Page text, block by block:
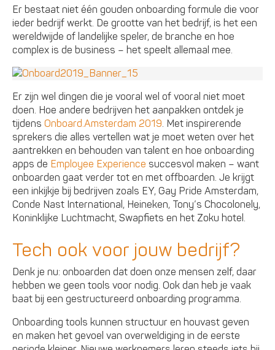
Er bestaat niet één gouden onboarding formule die voor
ieder bedrijf werkt. De grootte van het bedrijf, is het een
wereldwijde of landelijke speler, de branche en hoe
complex is de business – het speelt allemaal mee.
Er zijn wel dingen die je vooral wel of vooral niet moet
doen. Hoe andere bedrijven het aanpakken ontdek je
tijdensOnboard.Amsterdam 2019. Met inspirerende
sprekers die alles vertellen wat je moet weten over het
aantrekken en behouden van talent en hoe onboarding
apps de Employee Experience succesvol maken – want
onboarden gaat verder tot en met offboarden. Je krijgt
een inkijkje bij bedrijven zoals EY, Gay Pride Amsterdam,
Conde Nast International, Heineken, Tony’s Chocolonely,
Koninklijke Luchtmacht, Swapfiets en het Zoku hotel.
Tech ook voor jouw bedrijf?
Denk je nu: onboarden dat doen onze mensen zelf, daar
hebben we geen tools voor nodig. Ook dan heb je vaak
baat bij een gestructureerd onboarding programma.
Onboarding tools kunnen structuur en houvast geven
en maken het gevoel van overweldiging in de eerste